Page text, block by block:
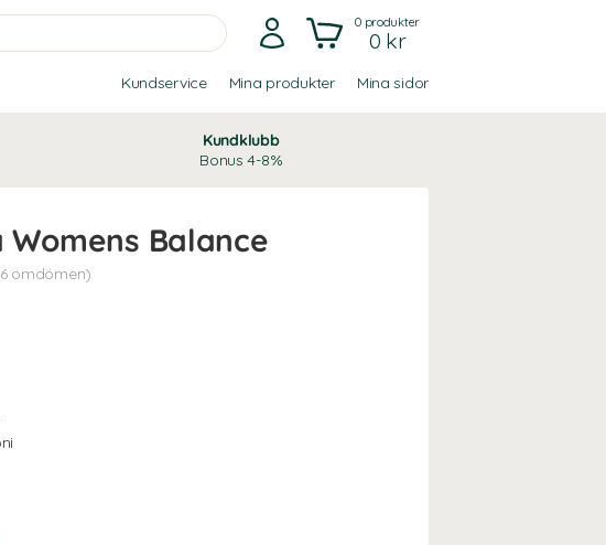
0produkter
0 kr
Kundservice Mina produkter Mina sidor
Kundklubb
Bonus 4-8%
Womens Balance
omdömen)